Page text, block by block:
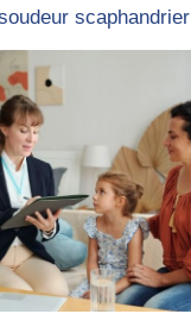
scaphandrier